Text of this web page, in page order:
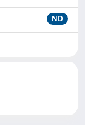
ND